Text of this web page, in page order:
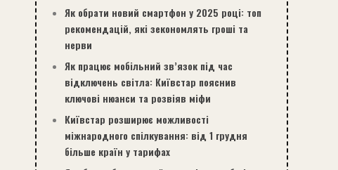
Як обрати новий смартфон у 2025 році: топ
рекомендацій, які зекономлять гроші та
нерви
Як працює мобільний зв’язок під час
відключень світла: Київстар пояснив
ключові нюанси та розвіяв міфи
Київстар розширює можливості
міжнародного спілкування: від 1 грудня
більше країн у тарифах